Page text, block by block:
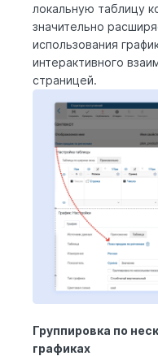
локальную таблицу
значительно
использования
интерактивного
страницей.
Группировка по
графиках